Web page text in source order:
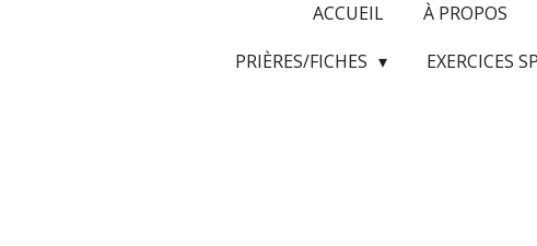
ACCUEIL À PROPOS
PRIÈRES/FICHES
EXERCICES